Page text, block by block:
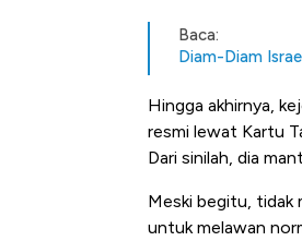
Baca:
Diam-Diam
Hingga akhirnya,
resmi lewat Kartu
Dari sinilah, dia
Meski begitu, tidak
untuk melawan